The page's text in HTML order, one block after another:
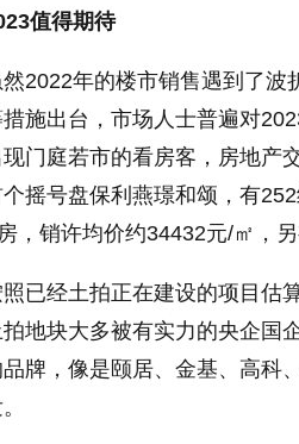
值得期待
2022年的楼市销售遇到了波
施出台，市场人士普遍对
门庭若市的看房客，房地产
摇号盘保利燕璟和颂，有
，销许均价约34432元/㎡，
已经土拍正在建设的项目估
地块大多被有实力的央企国
牌，像是颐居、金基、高科